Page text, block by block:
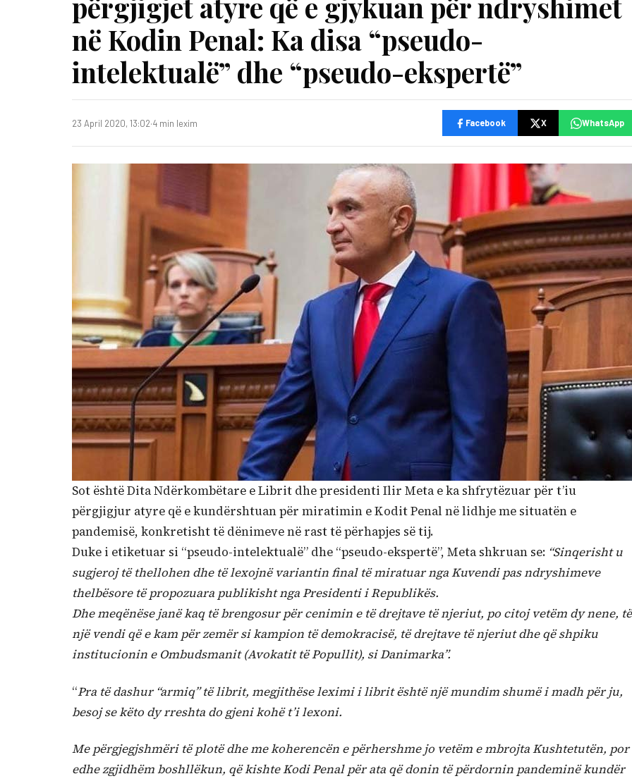
në Kodin Penal: Ka disa “pseudo-
intelektualë” dhe “pseudo-ekspertë”
23 April 2020, 13:02·4 min lexim Facebook X WhatsApp
Sot është Dita Ndërkombëtare e Librit dhe presidenti Ilir Meta e ka shfrytëzuar për t’iu
përgjigjur atyre që e kundërshtuan për miratimin e Kodit Penal në lidhje me situatën e
pandemisë, konkretisht të dënimeve në rast të përhapjes së tij.
Duke i etiketuar si “pseudo-intelektualë” dhe “pseudo-ekspertë”, Meta shkruan se: “Sinqerisht u
sugjeroj të thellohen dhe të lexojnë variantin final të miratuar nga Kuvendi pas ndryshimeve
thelbësore të propozuara publikisht nga Presidenti i Republikës.
Dhe meqënëse janë kaq të brengosur për cenimin e të drejtave të njeriut, po citoj vetëm dy nene, të
një vendi që e kam për zemër si kampion të demokracisë, të drejtave të njeriut dhe që shpiku
institucionin e Ombudsmanit (Avokatit të Popullit), si Danimarka”.
“Pra të dashur “armiq” të librit, megjithëse leximi i librit është një mundim shumë i madh për ju,
besoj se këto dy rreshta do gjeni kohë t’i lexoni.
Me përgjegjshmëri të plotë dhe me koherencën e përhershme jo vetëm e mbrojta Kushtetutën, por
edhe zgjidhëm boshllëkun, që kishte Kodi Penal për ata që donin të përdornin pandeminë kundër